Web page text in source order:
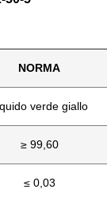
NORMA
verde giallo
≥ 99,60
≤ 0,03